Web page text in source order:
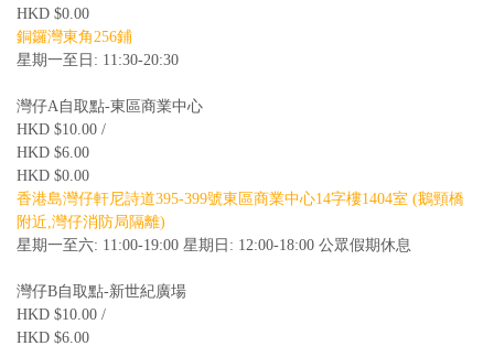
HKD $0.00
銅鑼灣東角256鋪
星期一至日: 11:30-20:30
灣仔A自取點-東區商業中心
HKD $10.00 /
HKD $6.00
HKD $0.00
香港島灣仔軒尼詩道395-399號東區商業中心14字樓1404室 (鵝頸橋
附近,灣仔消防局隔離)
星期一至六: 11:00-19:00 星期日: 12:00-18:00 公眾假期休息
灣仔B自取點-新世紀廣場
HKD $10.00 /
HKD $6.00